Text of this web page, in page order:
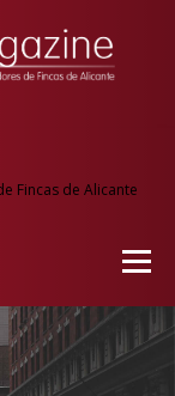
Fincas de Alicante
Menú